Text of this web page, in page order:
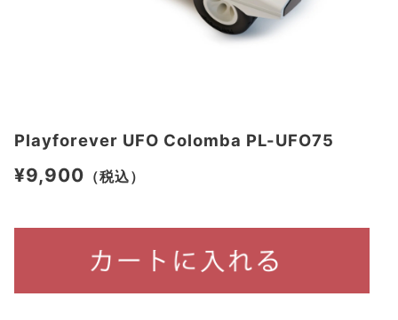
Playforever UFO Colomba PL-UFO75
¥9,900 （税込）